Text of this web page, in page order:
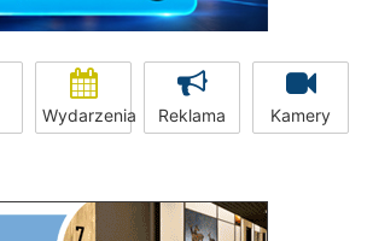
Wydarzenia Reklama Kamery